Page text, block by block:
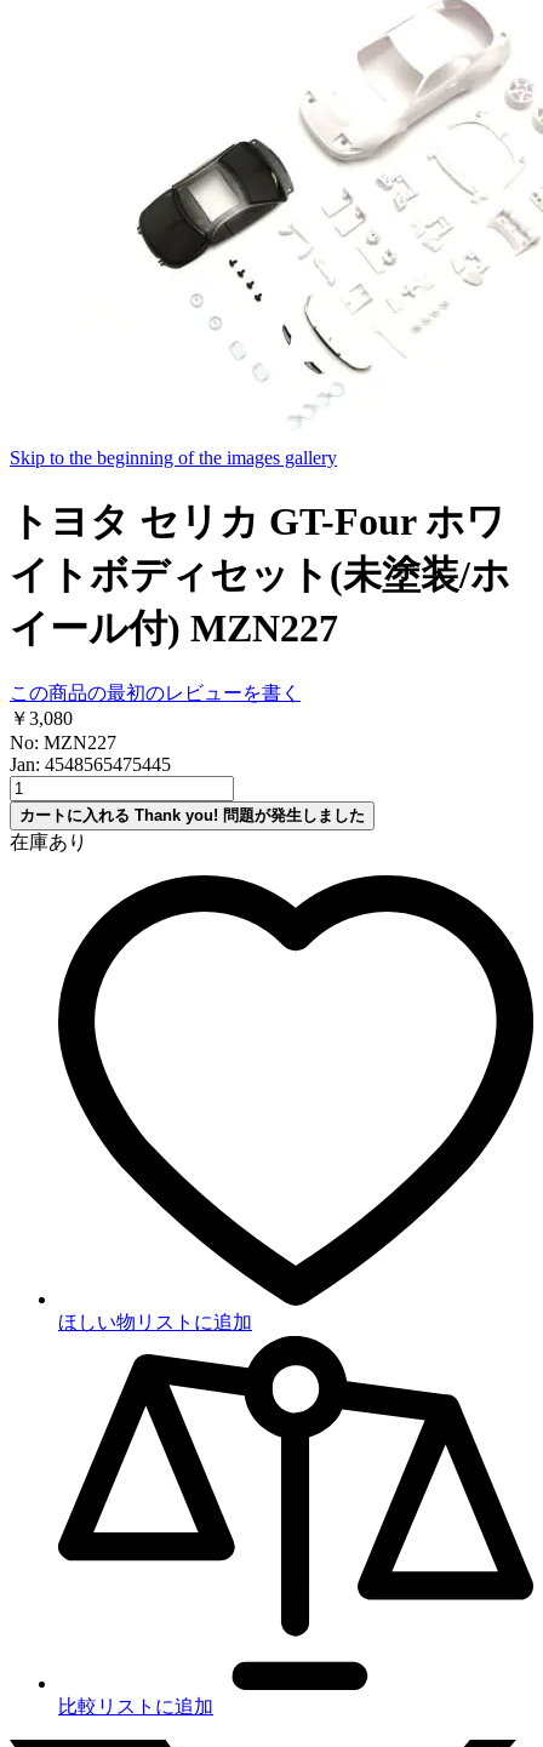
Skip to the beginning of the images gallery
トヨタ セリカ GT-Four ホワ
イトボディセット(未塗装/ホ
イール付) MZN227
この商品の最初のレビューを書く
￥3,080
No: MZN227
Jan: 4548565475445
カートに入れる Thank you! 問題が発生しました
在庫あり
ほしい物リストに追加
比較リストに追加